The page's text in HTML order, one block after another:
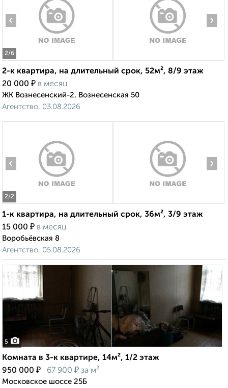
2/6
‹ ›
2-к квартира, на длительный срок, 52м², 8/9 этаж
20 000 ₽ в месяц
ЖК Вознесенский-2, Вознесенская 50
Агентство, 03.08.2026
2/2
‹ ›
1-к квартира, на длительный срок, 36м², 3/9 этаж
15 000 ₽ в месяц
Воробьёвская 8
Агентство, 05.08.2026
5
Комната в 3-к квартире, 14м², 1/2 этаж
950 000 ₽ 67 900 ₽ за м²
Московское шоссе 25Б